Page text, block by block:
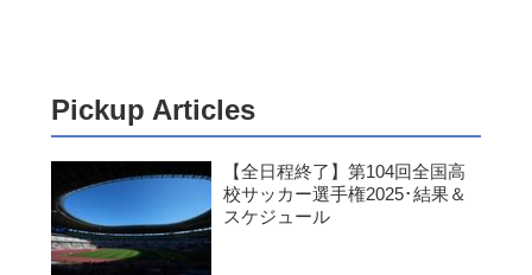
Pickup Articles
【全日程終了】第104回全国高
校サッカー選手権2025･結果＆
スケジュール